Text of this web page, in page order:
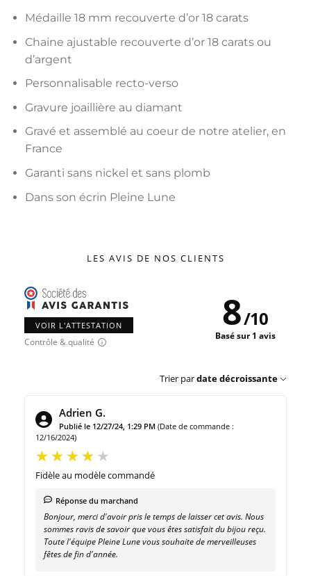
Médaille 18 mm recouverte d’or 18 carats
Chaine ajustable recouverte d’or 18 carats ou
d’argent
Personnalisable recto-verso
Gravure joaillière au diamant
Gravé et assemblé au coeur de notre atelier, en
France
Garanti sans nickel et sans plomb
Dans son écrin Pleine Lune
LES AVIS DE NOS CLIENTS
VOIR L'ATTESTATION
Contrôle & qualité
8/10
Basé sur 1 avis
Trier pardate décroissante
Adrien G.
Publié le 12/27/24, 1:29 PM (Date de commande :
12/16/2024)
Fidèle au modèle commandé
Réponse du marchand
Bonjour, merci d'avoir pris le temps de laisser cet avis. Nous
sommes ravis de savoir que vous êtes satisfait du bijou reçu.
Toute l'équipe Pleine Lune vous souhaite de merveilleuses
fêtes de fin d'année.